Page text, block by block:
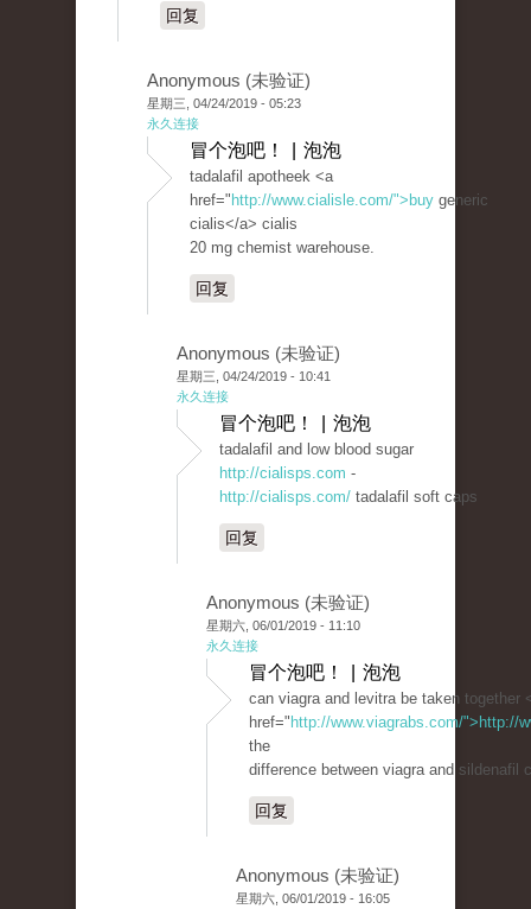
回复
Anonymous (未验证)
星期三, 04/24/2019 - 05:23
永久连接
冒个泡吧！ | 泡泡
tadalafil apotheek <a
href=" http://www.cialisle.com/">buy generic
cialis</a> cialis
20 mg chemist warehouse.
回复
Anonymous (未验证)
星期三, 04/24/2019 - 10:41
永久连接
冒个泡吧！ | 泡泡
tadalafil and low blood sugar
http://cialisps.com -
http://cialisps.com/ tadalafil soft caps
回复
Anonymous (未验证)
星期六, 06/01/2019 - 11:10
永久连接
冒个泡吧！ | 泡泡
can viagra and levitra be taken together
href=" http://www.viagrabs.com/">http://
the
difference between viagra and sildenafil
回复
Anonymous (未验证)
星期六, 06/01/2019 - 16:05